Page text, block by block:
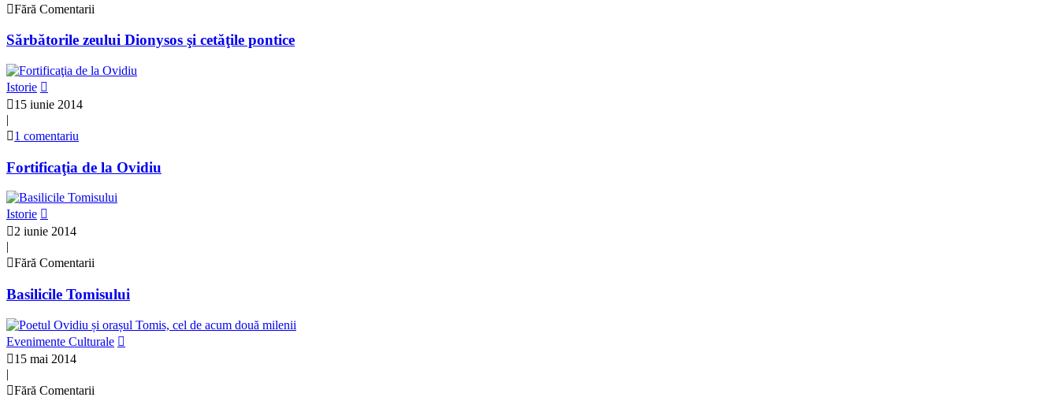
Fără Comentarii
Sărbătorile zeului Dionysos şi cetăţile pontice
Istorie
15 iunie 2014
|
1 comentariu
Fortificaţia de la Ovidiu
Istorie
2 iunie 2014
|
Fără Comentarii
Basilicile Tomisului
Evenimente Culturale
15 mai 2014
|
Fără Comentarii